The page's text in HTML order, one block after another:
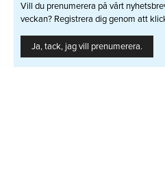
Vill du prenumerera på vårt
veckan? Registrera dig genom att
Ja, tack, jag vill prenumerera.